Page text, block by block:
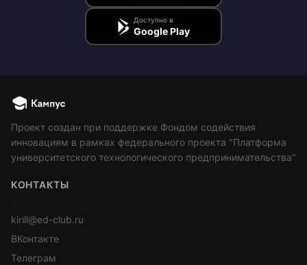
Доступно в
Google Play
Проект создан при поддержке Фондом содействия
инновациям в рамках федерального проекта "Платформа
университетского технологического предпринимательства"
КОНТАКТЫ
>
kirill@ed-club.ru
ВКонтакте
Телеграм